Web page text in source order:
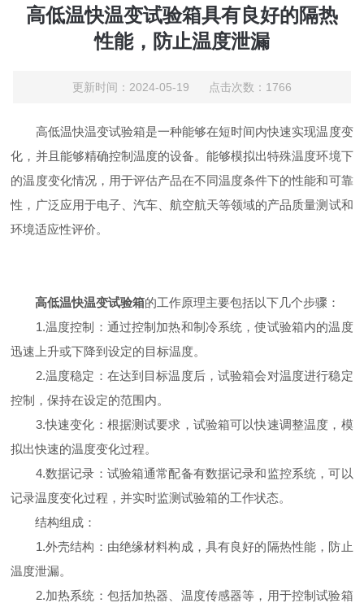
高低温快温变试验箱具有良好的隔热
性能，防止温度泄漏
更新时间：2024-05-19 点击次数：1766
高低温快温变试验箱是一种能够在短时间内快速实现温度变
化，并且能够精确控制温度的设备。能够模拟出特殊温度环境下
的温度变化情况，用于评估产品在不同温度条件下的性能和可靠
性，广泛应用于电子、汽车、航空航天等领域的产品质量测试和
环境适应性评价。
高低温快温变试验箱的工作原理主要包括以下几个步骤：
1.温度控制：通过控制加热和制冷系统，使试验箱内的温度
迅速上升或下降到设定的目标温度。
2.温度稳定：在达到目标温度后，试验箱会对温度进行稳定
控制，保持在设定的范围内。
3.快速变化：根据测试要求，试验箱可以快速调整温度，模
拟出快速的温度变化过程。
4.数据记录：试验箱通常配备有数据记录和监控系统，可以
记录温度变化过程，并实时监测试验箱的工作状态。
结构组成：
1.外壳结构：由绝缘材料构成，具有良好的隔热性能，防止
温度泄漏。
2.加热系统：包括加热器、温度传感器等，用于控制试验箱